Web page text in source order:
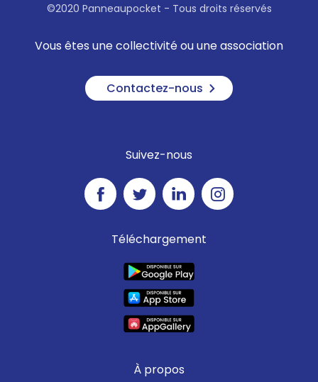
©2020 Panneaupocket - Tous droits réservés
Vous êtes une collectivité ou une association
Contactez-nous
Suivez-nous
Téléchargement
À propos